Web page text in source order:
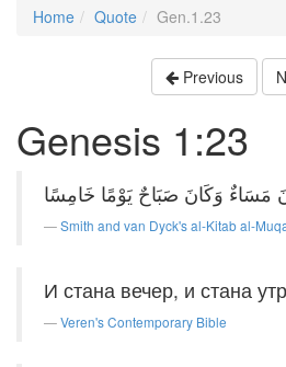
Home Quote Gen.1.23
Previous
Genesis 1:23
Smith and van Dyck's al-Kitab al-
И стана вечер, и стана
Veren's Contemporary Bible